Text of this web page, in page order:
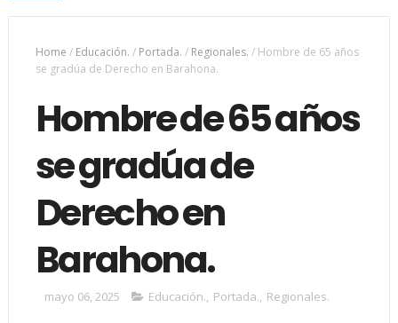
Home / Educación. / Portada. / Regionales. / Hombre de 65 años
se gradúa de Derecho en Barahona.
Hombre de 65 años
se gradúa de
Derecho en
Barahona.
mayo 06, 2025 Educación., Portada., Regionales.